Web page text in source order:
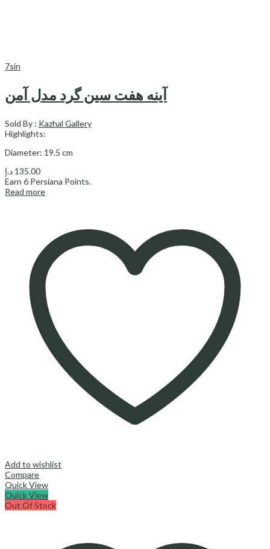
7sin
آینه هفت سین گرد مدل آمن
Sold By : Kazhal Gallery
Highlights:
Diameter: 19.5 cm
135.00 د.إ
Earn 6 Persiana Points.
Read more
Add to wishlist
Compare
Quick View
Quick View
Out Of Stock